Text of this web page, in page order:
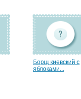
Борщ киевский с
яблоками...